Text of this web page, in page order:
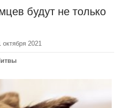
будут не только
октября 2021